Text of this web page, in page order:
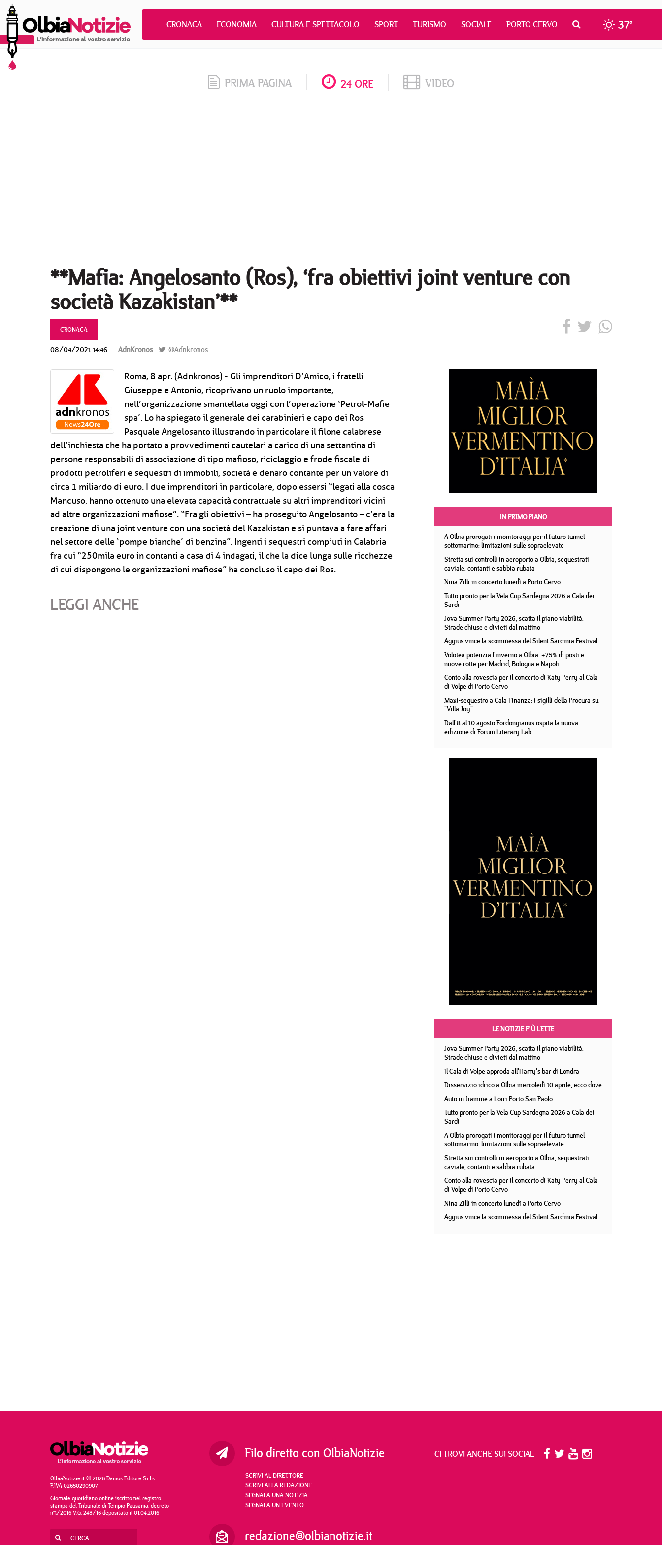
CRONACA ECONOMIA CULTURA E SPETTACOLO SPORT TURISMO SOCIALE PORTO CERVO 37°
PRIMA PAGINA 24 ORE VIDEO
**Mafia: Angelosanto (Ros), ‘fra obiettivi joint venture con
società Kazakistan’**
CRONACA
08/04/2021 14:46 AdnKronos @Adnkronos
Roma, 8 apr. (Adnkronos) - Gli imprenditori D’Amico, i fratelli
Giuseppe e Antonio, ricoprivano un ruolo importante,
nell’organizzazione smantellata oggi con l’operazione ‘Petrol-Mafie
spa’. Lo ha spiegato il generale dei carabinieri e capo dei Ros
Pasquale Angelosanto illustrando in particolare il filone calabrese
dell’inchiesta che ha portato a provvedimenti cautelari a carico di una settantina di
persone responsabili di associazione di tipo mafioso, riciclaggio e frode fiscale di
prodotti petroliferi e sequestri di immobili, società e denaro contante per un valore di
circa 1 miliardo di euro. I due imprenditori in particolare, dopo essersi “legati alla cosca
Mancuso, hanno ottenuto una elevata capacità contrattuale su altri imprenditori vicini
ad altre organizzazioni mafiose”. “Fra gli obiettivi – ha proseguito Angelosanto – c’era la
creazione di una joint venture con una società del Kazakistan e si puntava a fare affari
nel settore delle ‘pompe bianche’ di benzina”. Ingenti i sequestri compiuti in Calabria
fra cui “250mila euro in contanti a casa di 4 indagati, il che la dice lunga sulle ricchezze
di cui dispongono le organizzazioni mafiose” ha concluso il capo dei Ros.
LEGGI ANCHE
IN PRIMO PIANO
A Olbia prorogati i monitoraggi per il futuro tunnel
sottomarino: limitazioni sulle sopraelevate
Stretta sui controlli in aeroporto a Olbia, sequestrati
caviale, contanti e sabbia rubata
Nina Zilli in concerto lunedì a Porto Cervo
Tutto pronto per la Vela Cup Sardegna 2026 a Cala dei
Sardi
Jova Summer Party 2026, scatta il piano viabilità.
Strade chiuse e divieti dal mattino
Aggius vince la scommessa del Silent Sardinia Festival
Volotea potenzia l'inverno a Olbia: +75% di posti e
nuove rotte per Madrid, Bologna e Napoli
Conto alla rovescia per il concerto di Katy Perry al Cala
di Volpe di Porto Cervo
Maxi-sequestro a Cala Finanza: i sigilli della Procura su
"Villa Joy"
Dall'8 al 10 agosto Fordongianus ospita la nuova
edizione di Forum Literary Lab
LE NOTIZIE PIÙ LETTE
Jova Summer Party 2026, scatta il piano viabilità.
Strade chiuse e divieti dal mattino
Il Cala di Volpe approda all'Harry's bar di Londra
Disservizio idrico a Olbia mercoledì 10 aprile, ecco dove
Auto in fiamme a Loiri Porto San Paolo
Tutto pronto per la Vela Cup Sardegna 2026 a Cala dei
Sardi
A Olbia prorogati i monitoraggi per il futuro tunnel
sottomarino: limitazioni sulle sopraelevate
Stretta sui controlli in aeroporto a Olbia, sequestrati
caviale, contanti e sabbia rubata
Conto alla rovescia per il concerto di Katy Perry al Cala
di Volpe di Porto Cervo
Nina Zilli in concerto lunedì a Porto Cervo
Aggius vince la scommessa del Silent Sardinia Festival
OlbiaNotizie.it © 2026 Damos Editore S.r.l.s
P.IVA 02650290907
Giornale quotidiano online iscritto nel registro
stampa del Tribunale di Tempio Pausania, decreto
n°1/2016 V.G. 248/16 depositato il 01.04.2016
Filo diretto con OlbiaNotizie
SCRIVI AL DIRETTORE
SCRIVI ALLA REDAZIONE
SEGNALA UNA NOTIZIA
SEGNALA UN EVENTO
redazione@olbianotizie.it
CI TROVI ANCHE SUI SOCIAL